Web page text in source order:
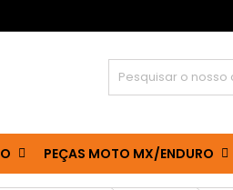
PEÇAS MOTO MX/ENDURO